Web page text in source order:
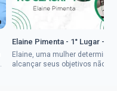
Elaine Pimenta - 1° Lugar -
Elaine, uma mulher
alcançar seus objetivos não